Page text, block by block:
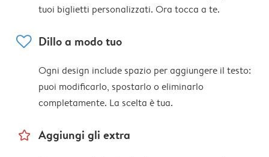
tuoi biglietti personalizzati. Ora tocca a te.
heart Dillo a modo tuo
Ogni design include spazio per aggiungere il testo:
puoi modificarlo, spostarlo o eliminarlo
completamente. La scelta è tua.
star_outline Aggiungi gli extra